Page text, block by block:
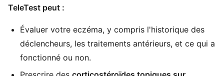
TeleTest peut :
Évaluer votre eczéma, y compris l'historique des
déclencheurs, les traitements antérieurs, et ce qui a
fonctionné ou non.